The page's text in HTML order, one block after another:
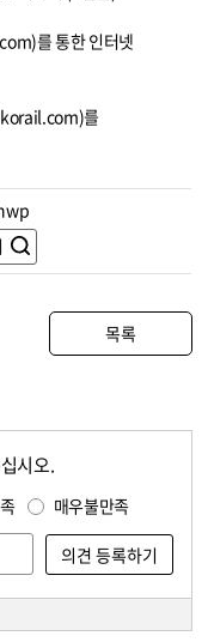
를 통한 인터넷
를
목록
시오.
매우불만족